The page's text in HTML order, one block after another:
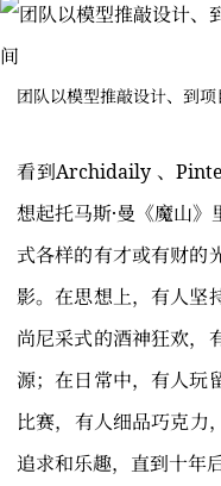
团队以模型推敲设计、到
看到Archidaily 、
想起托马斯·曼《魔山
式各样的有才或有财的
影。在思想上，有人坚
尚尼采式的酒神狂欢，
源；在日常中，有人玩
比赛，有人细品巧克
追求和乐趣，直到十年